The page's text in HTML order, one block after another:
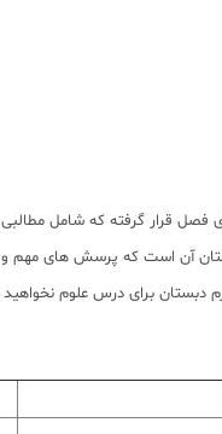
فصل قرار گرفته که شامل
آن است که پرسش های
دبستان برای درس علوم